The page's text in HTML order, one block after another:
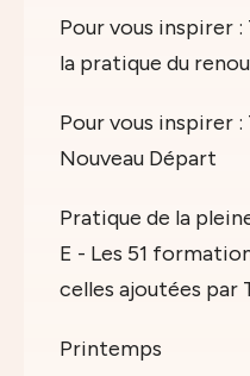
Pour vous inspirer
la pratique du
Pour vous inspirer :
Nouveau Départ
Pratique de la
E - Les 51
celles ajoutées par
Printemps